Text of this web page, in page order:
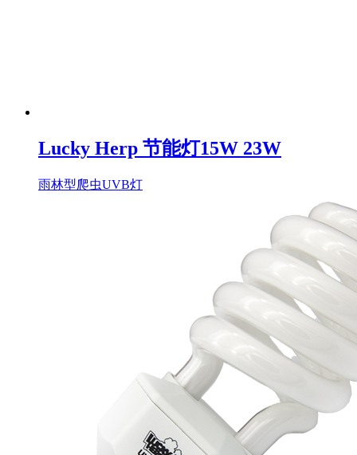
Lucky Herp 节能灯15W 23W
雨林型爬虫UVB灯